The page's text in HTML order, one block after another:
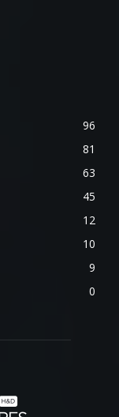
96
81
63
45
12
10
9
0